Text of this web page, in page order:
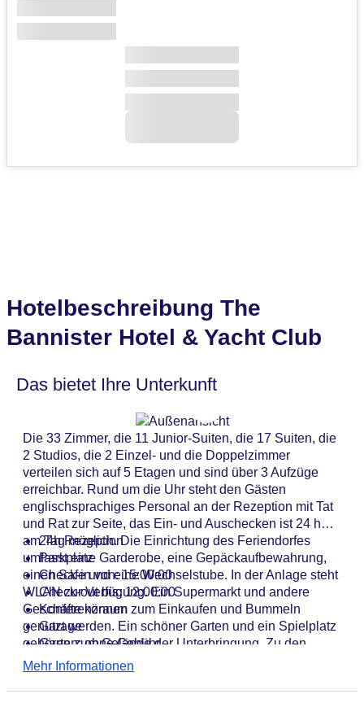
Hotelbeschreibung The
Bannister Hotel & Yacht Club
Das bietet Ihre Unterkunft
Die 33 Zimmer, die 11 Junior-Suiten, die 17 Suiten, die
2 Studios, die 2 Einzel- und die Doppelzimmer
verteilen sich auf 5 Etagen und sind über 3 Aufzüge
erreichbar. Rund um die Uhr steht den Gästen
englischsprachiges Personal an der Rezeption mit Tat
und Rat zur Seite, das Ein- und Auschecken ist 24 h
am Tag möglich. Die Einrichtung des Feriendorfes
umfasst eine Garderobe, eine Gepäckaufbewahrung,
einen Safe und eine Wechselstube. In der Anlage steht
WLAN zur Verfügung. Ein Supermarkt und andere
Geschäfte können zum Einkaufen und Bummeln
genutzt werden. Ein schöner Garten und ein Spielplatz
gehören zum Gelände der Unterbringung. Zu den
weiteren Einrichtungen des Komplexes zählen ein TV-
Auto können die Gäste dieses in einer Garage oder auf
24h Rezeption
Parkplatz
Check-in von: 15:00:00
Check-out bis: 12:00:00
Konferenzraum
Garage
Garten: ohne Gebühr
Hoteleröffnung: 2012
WLAN/WiFi im Hotel
Mehr Informationen